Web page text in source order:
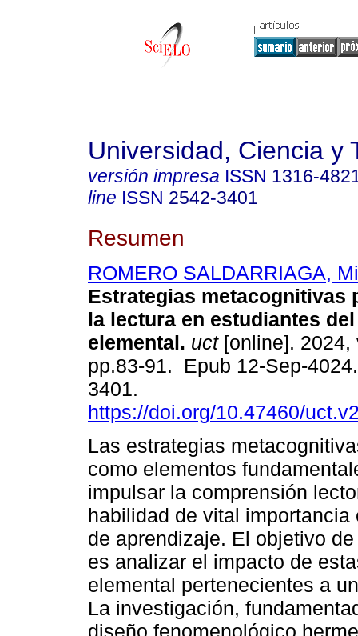
Universidad, Ciencia y
versión impresa ISSN 1316-
line ISSN 2542-3401
Resumen
ROMERO SALDARRIAGA,
Estrategias metacognitivas
la lectura en estudiantes
elemental. uct[online]. 2024,
pp.83-91. Epub 12-Sep-
3401.
https://doi.org/10.47460/
Las estrategias
como elementos
impulsar la comprensión
habilidad de vital importancia
de aprendizaje. El objetivo
es analizar el impacto de
elemental pertenecientes a
La investigación,
diseño fenomenológico